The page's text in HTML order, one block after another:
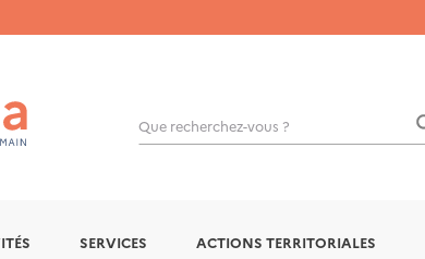
Que recherchez-vous ?
SERVICES ACTIONS TERRITORIALES